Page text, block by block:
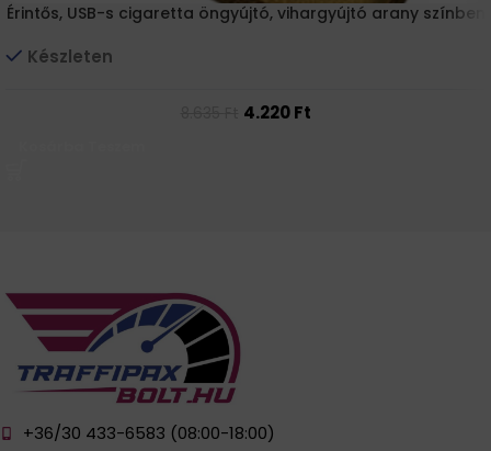
Érintős, USB-s cigaretta öngyújtó, vihargyújtó arany színben
Készleten
4.220Ft
+36/30 433-6583 (08:00-18:00)